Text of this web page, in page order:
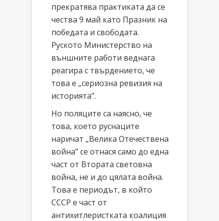
прекратява практиката да се
чества 9 май като Празник на
победата и свободата.
Руското Министерство на
външните работи веднага
реагира с твърдението, че
това е „сериозна ревизия на
историята”.
Но поляците са наясно, че
това, което руснаците
наричат „Велика Отечествена
война” се отнася само до една
част от Втората световна
война, не и до цялата война.
Това е периодът, в който
СССР е част от
антихитлеристката коалиция